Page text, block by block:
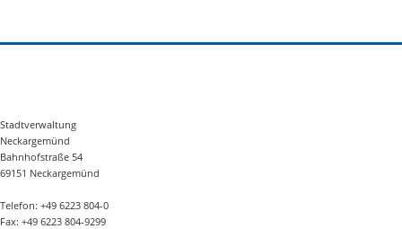
Stadtverwaltung
Neckargemünd
Bahnhofstraße 54
69151 Neckargemünd
Telefon: +49 6223 804-0
Fax: +49 6223 804-9299